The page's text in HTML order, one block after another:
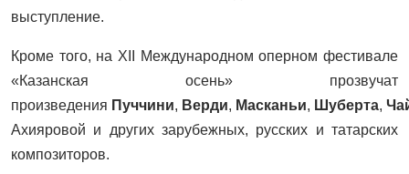
выступление.
Кроме того, на XII Международном оперном фестивале
«Казанская осень» прозвучат
произведения Пуччини, Верди, Масканьи, Шуберта,
Ахияровой и других зарубежных, русских и татарских
композиторов.